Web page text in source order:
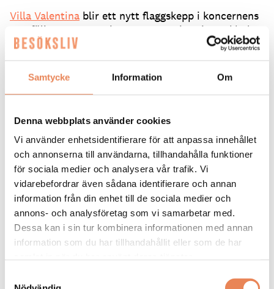
Samtycke Information Om
Denna webbplats använder cookies
Vi använder enhetsidentifierare för att anpassa innehållet
och annonserna till användarna, tillhandahålla funktioner
för sociala medier och analysera vår trafik. Vi
vidarebefordrar även sådana identifierare och annan
information från din enhet till de sociala medier och
annons- och analysföretag som vi samarbetar med.
Dessa kan i sin tur kombinera informationen med annan
information som du har tillhandahållit eller som de har
Villa Valentina blir ett nytt flaggskepp i koncernens
portfölj. Men expansionen stannar inte i Stockholm.
Inom kort öppnar gruppens artonde restaurang, i
Västerås. Sedan följer två nya etableringar i Oslo
och det finns även planer för Göteborg.
– I de nya städerna fokuserar vi först och främst på
demografin på varje plats. Inför nästa år är vi öppna
för nya, häftiga affärsmöjligheter, avslutar Brazer
Bozlak.
Text: Patrik Wirén patrik.wiren@spoon.se
Dela artikeln: